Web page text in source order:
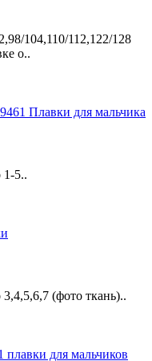
104,110/112,122/128
о..
1-5..
(фото ткань)..